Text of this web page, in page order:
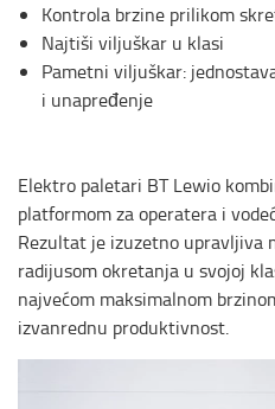
Kontrola brzine prilikom
Najtiši viljuškar u klasi
Pametni viljuškar:
i unapređenje
Elektro paletari BT Lewio
platformom za operatera i
Rezultat je izuzetno upravljiva
radijusom okretanja u svojoj
najvećom maksimalnom
izvanrednu produktivnost.